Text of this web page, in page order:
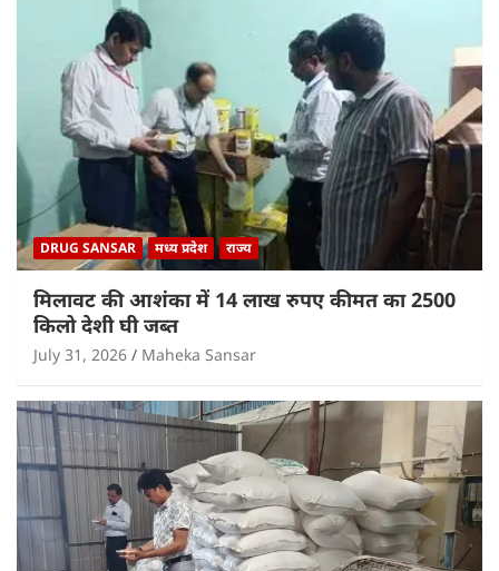
DRUG SANSAR मध्य प्रदेश राज्य
मिलावट की आशंका में 14 लाख रुपए कीमत का 2500
किलो देशी घी जब्त
July 31, 2026 Maheka Sansar